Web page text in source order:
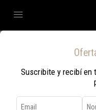
Suscribite y recibí en